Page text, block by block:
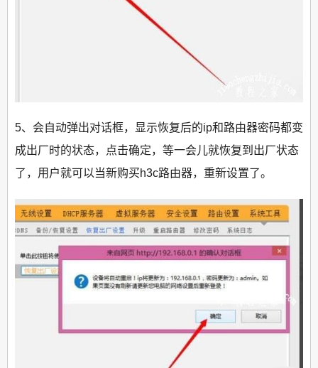
5、会自动弹出对话框，显示恢复后的ip和路由器密码都变
成出厂时的状态，点击确定，等一会儿就恢复到出厂状态
了，用户就可以当新购买h3c路由器，重新设置了。